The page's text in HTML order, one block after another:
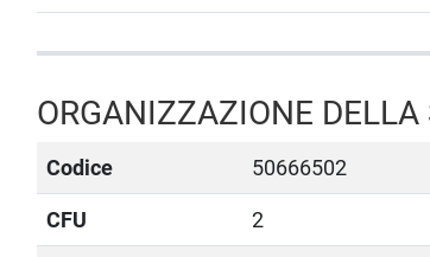
ORGANIZZAZIONE
Codice 50666502
CFU 2